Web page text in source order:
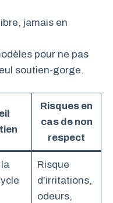
jamais en
pour ne pas
soutien-gorge.
Risques en
cas de non
respect
Risque
d’irritations,
odeurs,